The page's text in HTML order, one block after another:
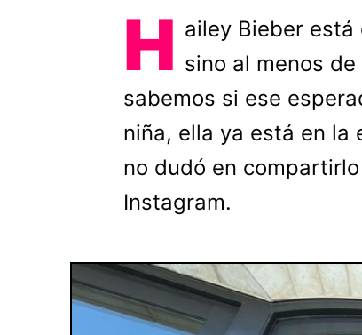
H ailey Bieber está
sino al menos
sabemos si ese
niña, ella ya está en la
no dudó en
Instagram.